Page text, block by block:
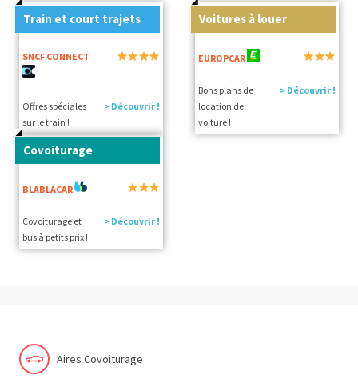
Train et court trajets
SNCF CONNECT
Offres spéciales
sur le train !
> Découvrir !
Voitures à louer
EUROPCAR
Bons plans de
location de
voiture !
> Découvrir !
Covoiturage
BLABLACAR
Covoiturage et
bus à petits prix !
> Découvrir !
Aires Covoiturage